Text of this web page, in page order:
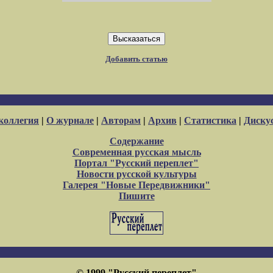
Добавить статью
| О журнале | Авторам | Архив | Статистика |
Содержание
Современная русская мысль
Портал "Русский переплет"
Новости русской культуры
Галерея "Новые Передвижники"
Пишите